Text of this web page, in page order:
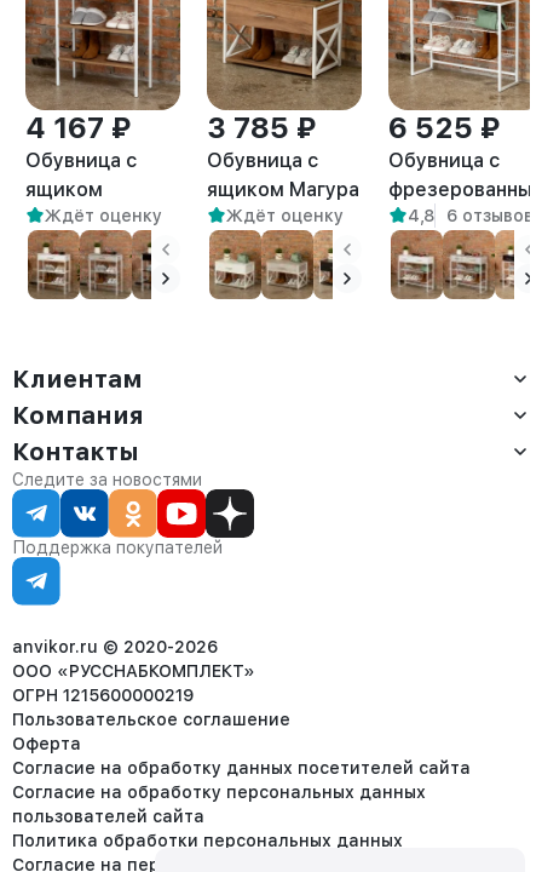
4 167 ₽
Обувница с
ящиком
Ромито белый/
амаретто
Ждёт оценку
3 785 ₽
Обувница с
ящиком Магура
белый/
амаретто
Ждёт оценку
6 525 ₽
Обувница с
фасадами Коди
белый/
4,8 6 отзывов
Клиентам
Доставка
Оплата
Сервис
Статус заказа
Статьи
Компания
О компании
Контакты
Партнёрам
Контакты
Отдел продаж:
8 (800) 234-22-62
corp@anvikor.ru
Ежедневно, с 7:00-19:00 (МСК)
Отдел рекламации:
8 (953) 455-25-61
Следите за новостями
Поддержка покупателей
anvikor.ru © 2020-2026
ООО «РУССНАБКОМПЛЕКТ»
ОГРН 1215600000219
Пользовательское соглашение
Оферта
Согласие на обработку данных посетителей сайта
Согласие на обработку персональных данных
пользователей сайта
Политика обработки персональных данных
Согласие на передачу персональных данных третьим